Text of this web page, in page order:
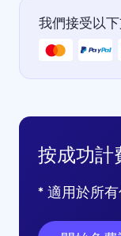
我們接受以下
按成功計
* 適用於所有